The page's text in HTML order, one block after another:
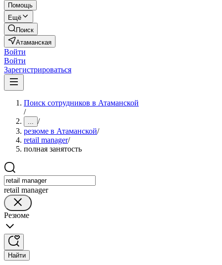
Помощь
Ещё
Поиск
Атаманская
Войти
Войти
Зарегистрироваться
Поиск сотрудников в Атаманской
/
... /
резюме в Атаманской/
retail manager/
полная занятость
retail manager
Резюме
Найти